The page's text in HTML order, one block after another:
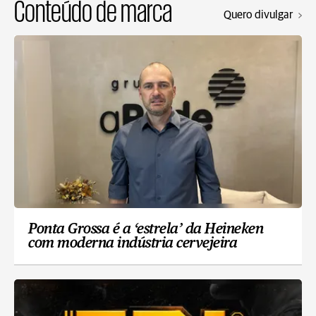
Conteúdo de marca Quero divulgar
Ponta Grossa é a ‘estrela’ da Heineken
com moderna indústria cervejeira